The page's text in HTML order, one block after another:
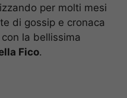
per molti mesi
di gossip e cronaca
la bellissima
Fico.